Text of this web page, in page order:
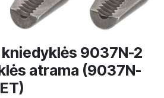
9037N-2
atrama (9037N-